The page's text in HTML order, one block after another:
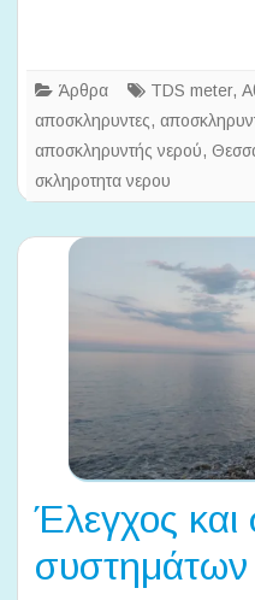
Άρθρα TDS meter,
αποσκληρυντες,
αποσκληρυντής νερού,
σκληροτητα νερου
Έλεγχος
συστημάτων